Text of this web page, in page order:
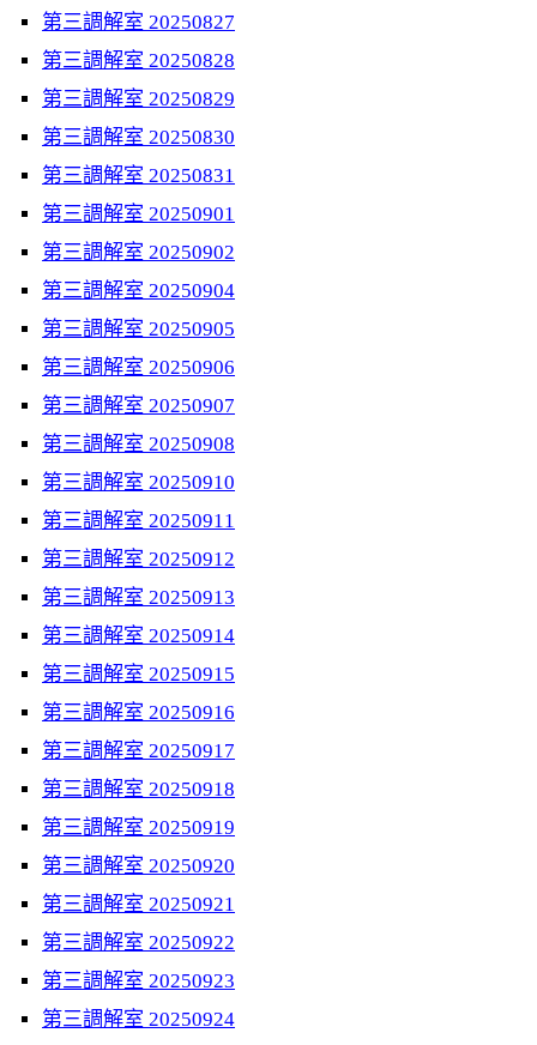
第三調解室 20250827
第三調解室 20250828
第三調解室 20250829
第三調解室 20250830
第三調解室 20250831
第三調解室 20250901
第三調解室 20250902
第三調解室 20250904
第三調解室 20250905
第三調解室 20250906
第三調解室 20250907
第三調解室 20250908
第三調解室 20250910
第三調解室 20250911
第三調解室 20250912
第三調解室 20250913
第三調解室 20250914
第三調解室 20250915
第三調解室 20250916
第三調解室 20250917
第三調解室 20250918
第三調解室 20250919
第三調解室 20250920
第三調解室 20250921
第三調解室 20250922
第三調解室 20250923
第三調解室 20250924